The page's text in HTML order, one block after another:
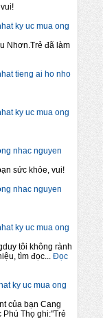
ky uc mua ong
Nhơn.Trẻ đã làm
tieng ai ho nho
ky uc mua ong
nhac nguyen
sức khỏe, vui!
nhac nguyen
ky uc mua ong
tôi không rành
tìm đọc...
Đọc
ky uc mua ong
của bạn Cang
Thọ ghi:"Trẻ